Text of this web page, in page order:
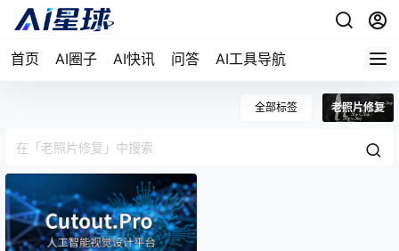
首页 AI圈子 AI快讯 问答 AI工具导航
全部标签 老照片修复